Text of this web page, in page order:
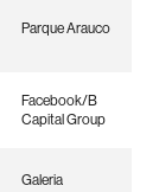
Parque Arauco
Facebook/B
Capital Group
Galeria